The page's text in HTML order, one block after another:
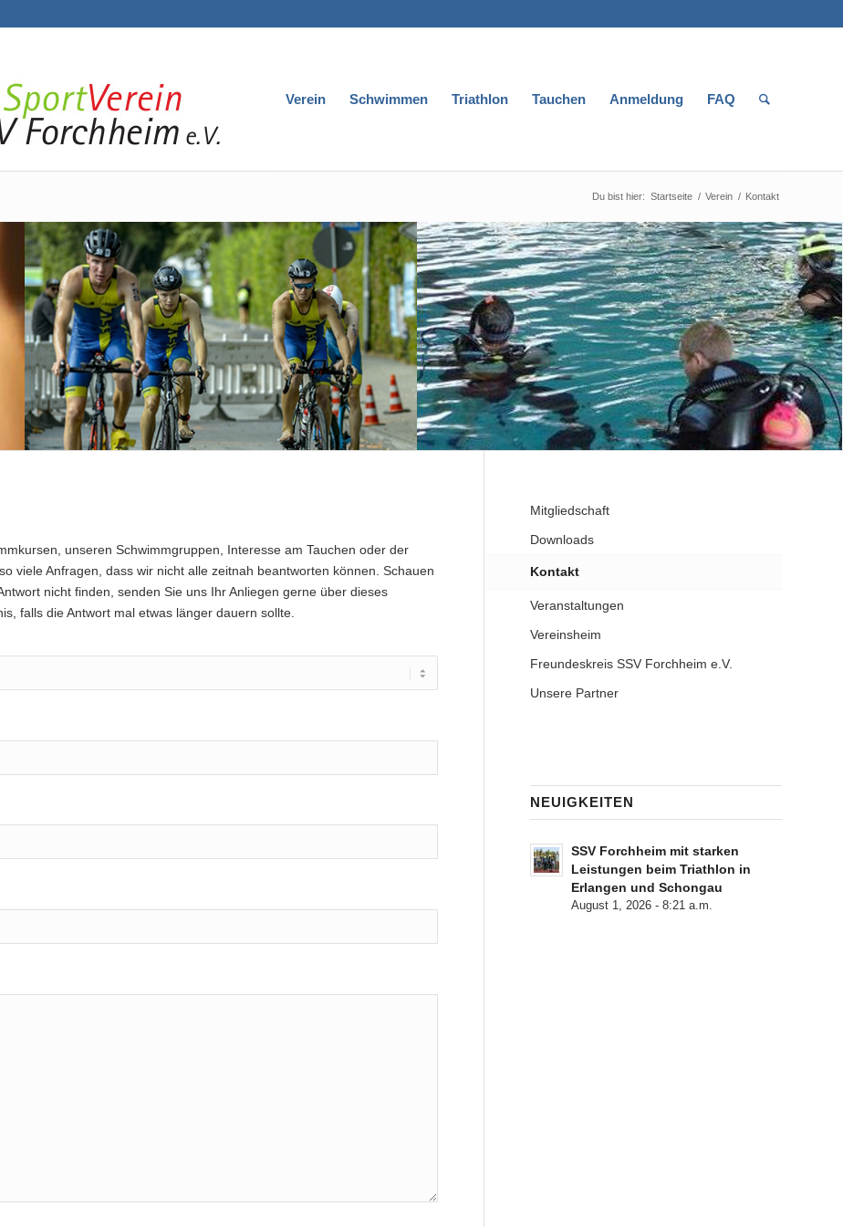
Verein Schwimmen Triathlon Tauchen Anmeldung FAQ
Du bist hier: Startseite / Verein / Kontakt
unseren Schwimmgruppen, Interesse am Tauchen oder der
viele Anfragen, dass wir nicht alle zeitnah beantworten können. Schauen
nicht finden, senden Sie uns Ihr Anliegen gerne über dieses
falls die Antwort mal etwas länger dauern sollte.
Mitgliedschaft
Downloads
Kontakt
Veranstaltungen
Vereinsheim
Freundeskreis SSV Forchheim e.V.
Unsere Partner
NEUIGKEITEN
SSV Forchheim mit starken
Leistungen beim Triathlon in
Erlangen und Schongau
August 1, 2026 - 8:21 a.m.